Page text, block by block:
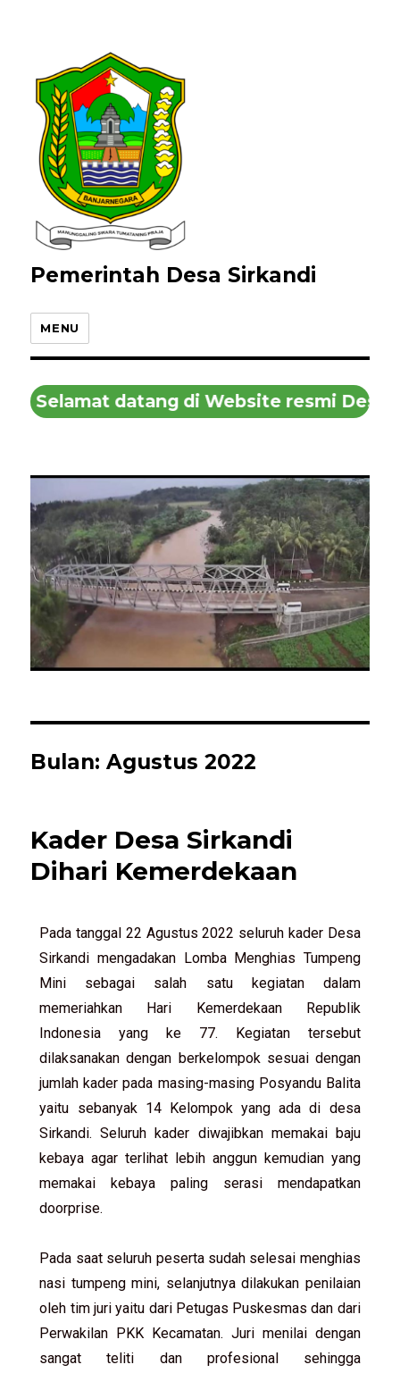
Pemerintah Desa Sirkandi
MENU
Selamat datang di Website resmi Desa
Bulan:Agustus 2022
Kader Desa Sirkandi
Dihari Kemerdekaan
Pada tanggal 22 Agustus 2022 seluruh kader Desa
Sirkandi mengadakan Lomba Menghias Tumpeng
Mini sebagai salah satu kegiatan dalam
memeriahkan Hari Kemerdekaan Republik
Indonesia yang ke 77. Kegiatan tersebut
dilaksanakan dengan berkelompok sesuai dengan
jumlah kader pada masing-masing Posyandu Balita
yaitu sebanyak 14 Kelompok yang ada di desa
Sirkandi. Seluruh kader diwajibkan memakai baju
kebaya agar terlihat lebih anggun kemudian yang
memakai kebaya paling serasi mendapatkan
doorprise.
Pada saat seluruh peserta sudah selesai menghias
nasi tumpeng mini, selanjutnya dilakukan penilaian
oleh tim juri yaitu dari Petugas Puskesmas dan dari
Perwakilan PKK Kecamatan. Juri menilai dengan
sangat teliti dan profesional sehingga